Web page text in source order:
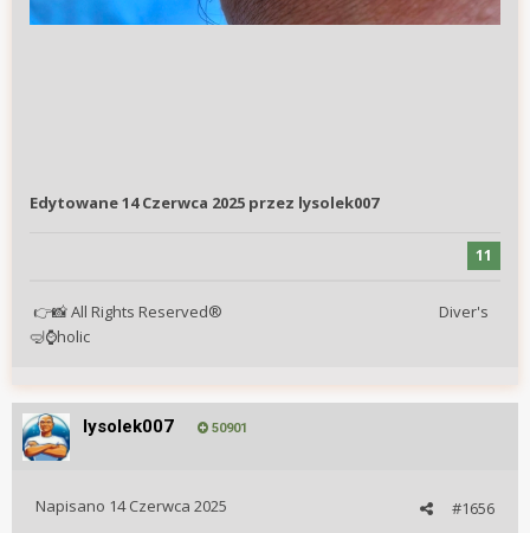
Edytowane14 Czerwca 2025 przez lysolek007
11
👉📸 All Rights Reserved® Diver's
🤿⌚holic
lysolek007 50901
#1656
Napisano 14 Czerwca 2025